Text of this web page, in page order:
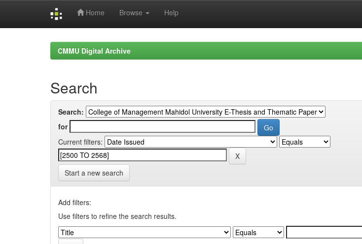
Home Browse Help
CMMU Digital Archive
Search
Search:
for
Current filters:
Start a new search
Add filters:
Use filters to refine the search results.